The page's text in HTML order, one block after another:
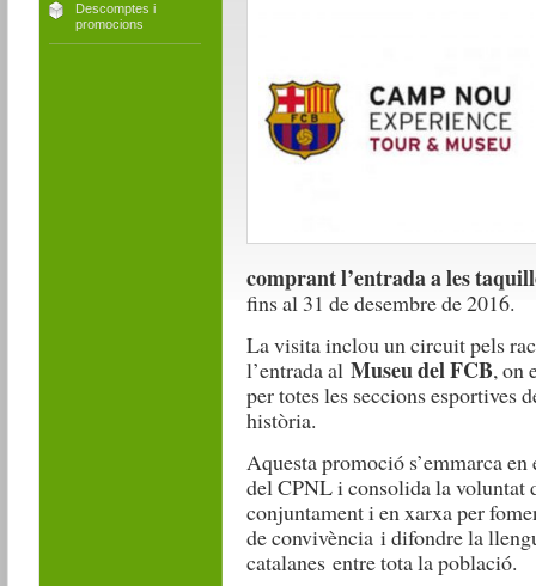
Descomptes i
promocions
comprant l’entrada a les
fins al 31 de desembre de 2016.
La visita inclou un circuit pels
l’entrada al Museu del FCB, on
per totes les seccions esportives
història.
Aquesta promoció s’emmarca
del CPNL i consolida la voluntat
conjuntament i en xarxa per
de convivència i difondre la
catalanes entre tota la població.